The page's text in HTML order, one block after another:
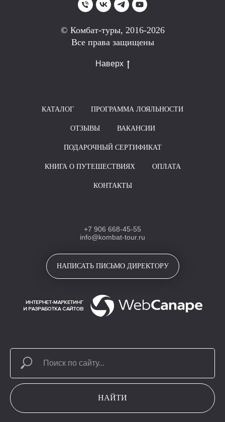
© Комбат-туры, 2016-2026
Все права защищены
Наверх
КАТАЛОГ ПРОГРАММА ЛОЯЛЬНОСТИ
ОТЗЫВЫ ВАКАНСИИ
ПОДАРОЧНЫЙ СЕРТИФИКАТ
КНИГА О ПУТЕШЕСТВИЯХ ОПЛАТА
КОНТАКТЫ
+7 906 668-45-55
info@kombat-tour.ru
НАПИСАТЬ ПИСЬМО ДИРЕКТОРУ
НАЙТИ